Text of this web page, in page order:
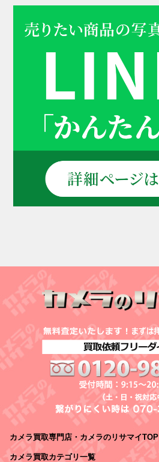
カメラ買取専門店・カメラのリサマイTOP
カメラ買取カテゴリ一覧